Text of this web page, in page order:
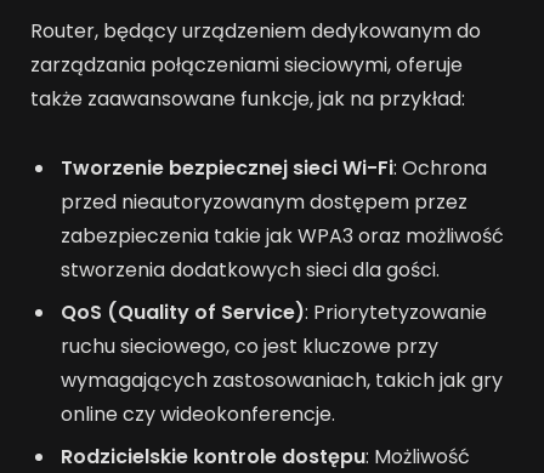
Router, będący urządzeniem dedykowanym do
zarządzania połączeniami sieciowymi, oferuje
także zaawansowane funkcje, jak na przykład:
Tworzenie bezpiecznej sieci Wi-Fi: Ochrona
przed nieautoryzowanym dostępem przez
zabezpieczenia takie jak WPA3 oraz możliwość
stworzenia dodatkowych sieci dla gości.
QoS (Quality of Service): Priorytetyzowanie
ruchu sieciowego, co jest kluczowe przy
wymagających zastosowaniach, takich jak gry
online czy wideokonferencje.
Rodzicielskie kontrole dostępu: Możliwość